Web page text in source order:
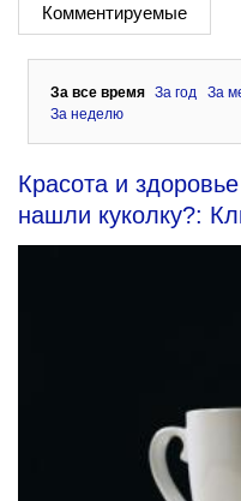
Комментируемые
За все время За год
За
За неделю
Красота и здоровье
нашли куколку?: